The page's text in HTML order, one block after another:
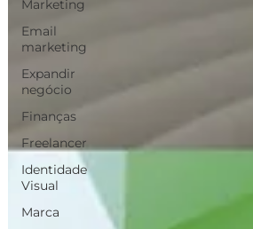
Marketing
Email
marketing
Expandir
negócio
Finanças
Freelancer
Identidade
Visual
Marca